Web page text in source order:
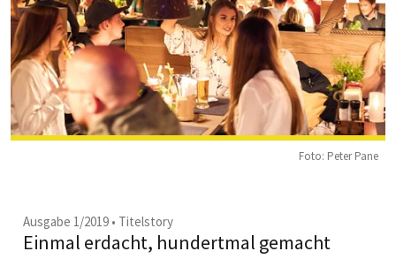
Foto: Peter Pane
Ausgabe 1/2019 • Titelstory
Einmal erdacht, hundertmal gemacht